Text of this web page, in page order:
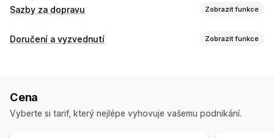
Sazby za dopravu Zobrazit funkce
Výpočet sazeb
Na základě hmotnosti
Více původů
Doručení a vyzvednutí Zobrazit funkce
Vlastní zprávy
Cena
Vyberte si tarif, který nejlépe vyhovuje vašemu podnikání.